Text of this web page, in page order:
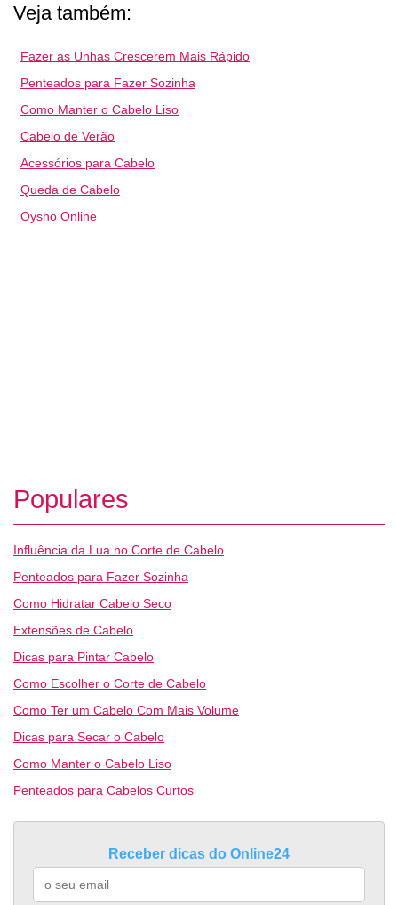
Veja também:
Fazer as Unhas Crescerem Mais Rápido
Penteados para Fazer Sozinha
Como Manter o Cabelo Liso
Cabelo de Verão
Acessórios para Cabelo
Queda de Cabelo
Oysho Online
Populares
Influência da Lua no Corte de Cabelo
Penteados para Fazer Sozinha
Como Hidratar Cabelo Seco
Extensões de Cabelo
Dicas para Pintar Cabelo
Como Escolher o Corte de Cabelo
Como Ter um Cabelo Com Mais Volume
Dicas para Secar o Cabelo
Como Manter o Cabelo Liso
Penteados para Cabelos Curtos
Receber dicas do Online24